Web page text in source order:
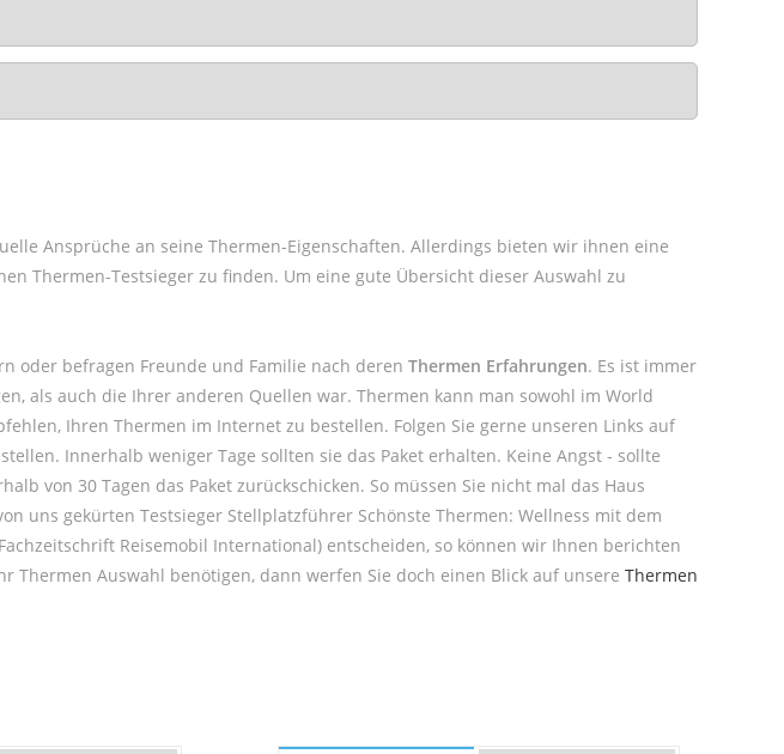
Ansprüche an seine Thermen-Eigenschaften. Allerdings bieten wir ihnen eine
Thermen-Testsieger zu finden. Um eine gute Übersicht dieser Auswahl zu
oder befragen Freunde und Familie nach deren Thermen Erfahrungen. Es ist immer
als auch die Ihrer anderen Quellen war. Thermen kann man sowohl im World
Ihren Thermen im Internet zu bestellen. Folgen Sie gerne unseren Links auf
Innerhalb weniger Tage sollten sie das Paket erhalten. Keine Angst - sollte
von 30 Tagen das Paket zurückschicken. So müssen Sie nicht mal das Haus
uns gekürten Testsieger Stellplatzführer Schönste Thermen: Wellness mit dem
Reisemobil International) entscheiden, so können wir Ihnen berichten
Thermen Auswahl benötigen, dann werfen Sie doch einen Blick auf unsere Thermen